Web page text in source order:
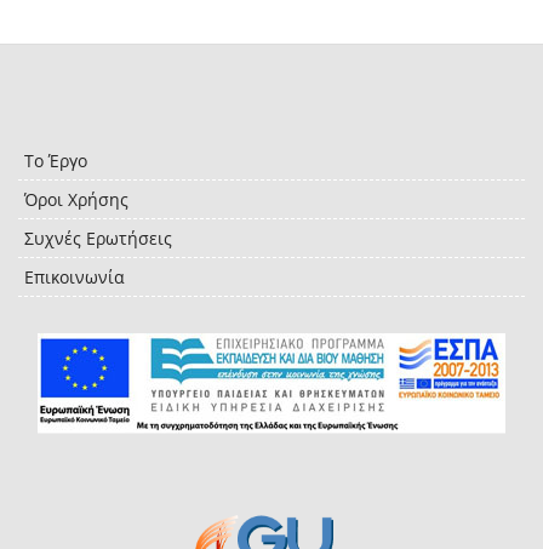
Το Έργο
Όροι Χρήσης
Συχνές Ερωτήσεις
Επικοινωνία